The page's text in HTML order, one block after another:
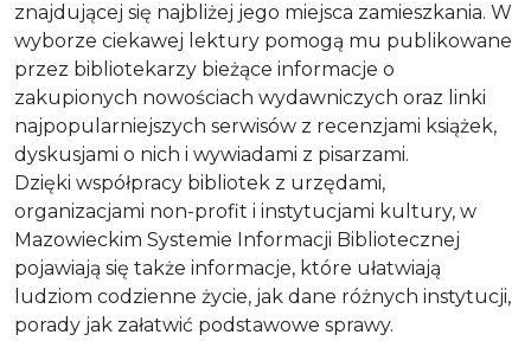
znajdującej się najbliżej jego miejsca zamieszkania. W
wyborze ciekawej lektury pomogą mu publikowane
przez bibliotekarzy bieżące informacje o
zakupionych nowościach wydawniczych oraz linki
najpopularniejszych serwisów z recenzjami książek,
dyskusjami o nich i wywiadami z pisarzami.
Dzięki współpracy bibliotek z urzędami,
organizacjami non-profit i instytucjami kultury, w
Mazowieckim Systemie Informacji Bibliotecznej
pojawiają się także informacje, które ułatwiają
ludziom codzienne życie, jak dane różnych instytucji,
porady jak załatwić podstawowe sprawy.